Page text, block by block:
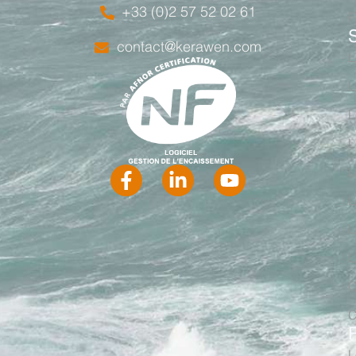
+33 (0)2 57 52 02 61
contact@kerawen.com